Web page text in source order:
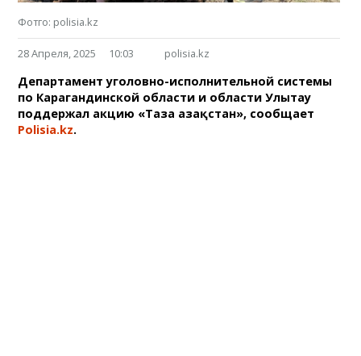
Фотго: polisia.kz
28 Апреля, 2025 10:03 polisia.kz
Департамент уголовно-исполнительной системы
по Карагандинской области и области Улытау
поддержал акцию «Таза Қазақстан», сообщает
Polisia.kz.